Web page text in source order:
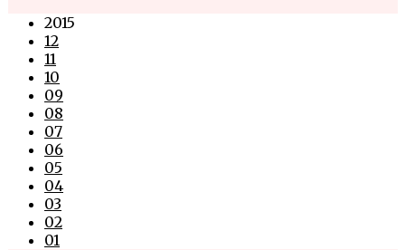
2015
12
11
10
09
08
07
06
05
04
03
02
01